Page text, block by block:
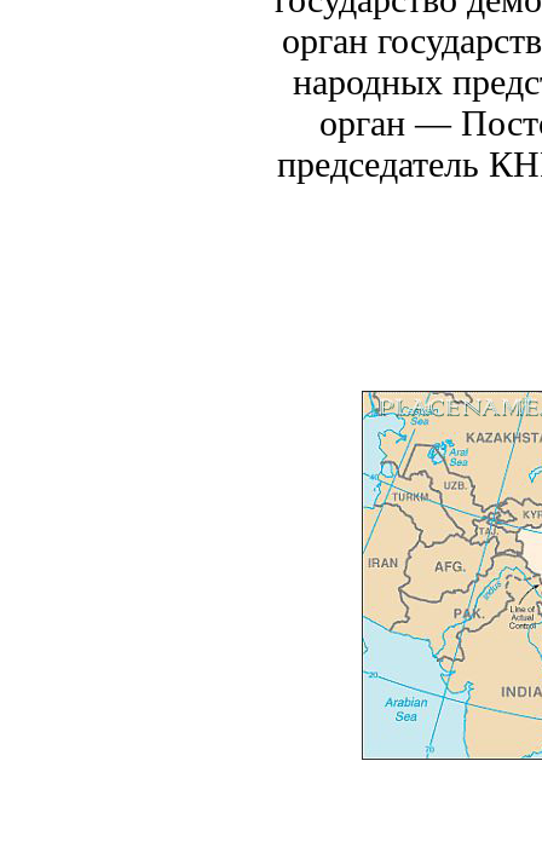
орган
народных
орган —
председатель